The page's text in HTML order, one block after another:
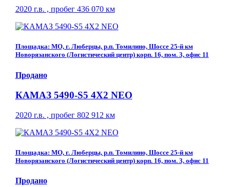
2020 г.в. , пробег 436 070 км
Площадка: МО, г. Люберцы, р.п. Томилино, Шоссе 25-й км
Новорязанского (Логистический центр) корп. 16, пом. 3, офис 11
Продано
КАМАЗ 5490-S5 4Х2 NEO
2020 г.в. , пробег 802 912 км
Площадка: МО, г. Люберцы, р.п. Томилино, Шоссе 25-й км
Новорязанского (Логистический центр) корп. 16, пом. 3, офис 11
Продано